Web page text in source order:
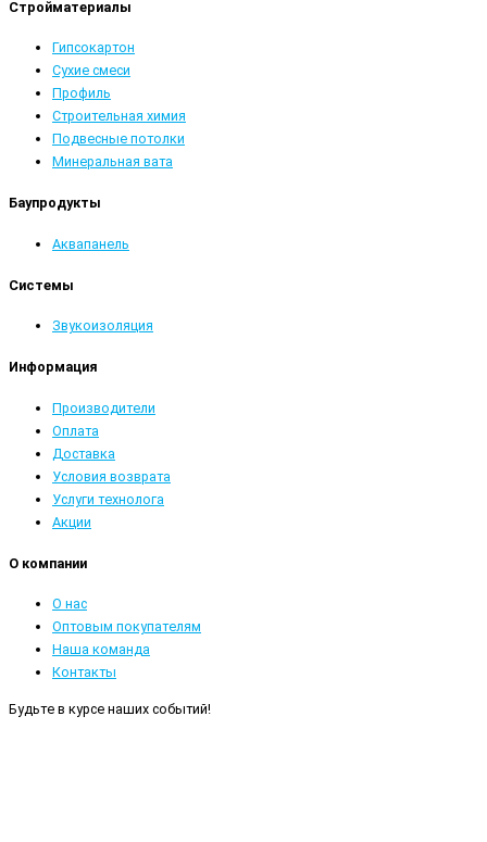
Стройматериалы
Гипсокартон
Сухие смеси
Профиль
Строительная химия
Подвесные потолки
Минеральная вата
Баупродукты
Аквапанель
Системы
Звукоизоляция
Информация
Производители
Оплата
Доставка
Условия возврата
Услуги технолога
Акции
О компании
О нас
Оптовым покупателям
Наша команда
Контакты
Будьте в курсе наших событий!